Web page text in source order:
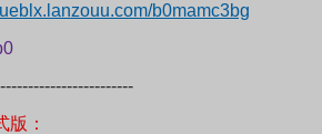
b0mamc3bg
版：